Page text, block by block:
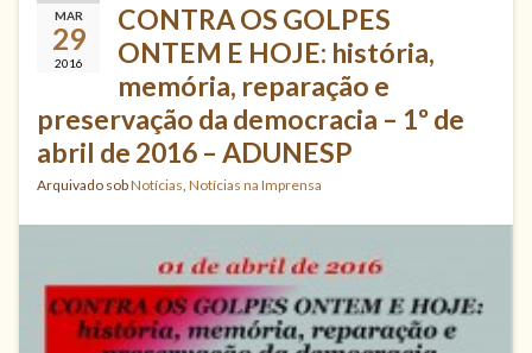
MAR
29
2016
CONTRA OS GOLPES
ONTEM E HOJE: história,
memória, reparação e
preservação da democracia – 1º de
abril de 2016 – ADUNESP
Arquivado sobNotícias Notícias na Imprensa